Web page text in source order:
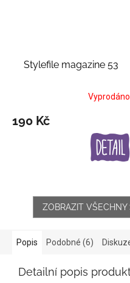
Stylefile magazine 53
Vyprodáno
190 Kč
ZOBRAZIT
Popis Podobné (6)
Detailní popis